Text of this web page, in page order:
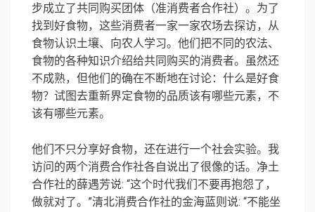
步成立了共同购买团体（准消费者合作社）。为了
找到好食物，这些消费者一家一家农场去探访，从
食物认识土壤、向农人学习。他们把不同的农法、
食物的各种知识介绍给共同购买的消费者。虽然还
不成熟，但他们的确在不断地在讨论：什么是好食
物？试图去重新界定食物的品质该有哪些元素，不
该有哪些元素。
他们不只分享好食物，还在进行一个社会实验。我
访问的两个消费合作社各自说出了很像的话。净土
合作社的薛遇芳说: “这个时代我们不要再抱怨了，
做就对了。”清北消费合作社的金海蓝则说: “不能坐